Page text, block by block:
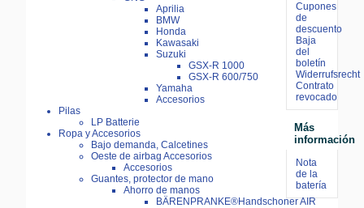
Aprilia
BMW
Honda
Kawasaki
Suzuki
GSX-R 1000
GSX-R 600/750
Yamaha
Accesorios
Pilas
LP Batterie
Ropa y Accesorios
Bajo demanda, Calcetines
Oeste de airbag Accesorios
Accesorios
Guantes, protector de mano
Ahorro de manos
BÄRENPRANKE®Handschoner AIR
Cupones
de
descuento
Baja
del
boletín
Widerrufsrecht
Contrato
revocado
Más
información
Nota
de la
batería